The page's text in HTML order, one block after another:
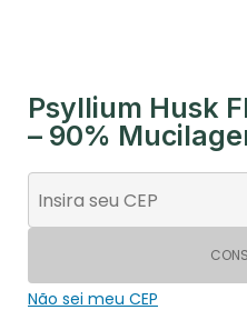
Psyllium Husk
– 90%
Não sei meu CEP